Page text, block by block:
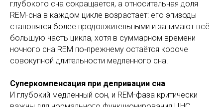
глубокого сна сокращается, а относительная доля
REM-сна в каждом цикле возрастает: его эпизоды
становятся более продолжительными и занимают всё
большую часть цикла, хотя в суммарном времени
ночного сна REM по‑прежнему остаётся короче
совокупной длительности медленного сна.
Суперкомпенсация при депривации сна
И глубокий медленный сон, и REM-фаза критически